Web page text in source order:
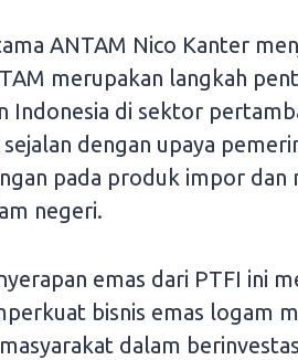
ANTAM Nico Kanter
merupakan langkah
Indonesia di sektor
sejalan dengan upaya
pada produk impor dan
negeri.
emas dari PTFI ini
bisnis emas logam
dalam